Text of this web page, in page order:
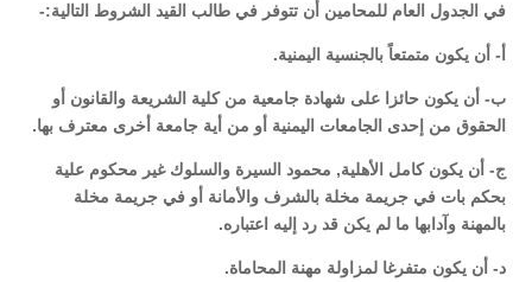
في الجدول العام للمحامين أن تتوفر في طالب القيد الشروط التالية:-
أ- أن يكون متمتعاً بالجنسية اليمنية.
ب- أن يكون حائزا على شهادة جامعية من كلية الشريعة والقانون أو
الحقوق من إحدى الجامعات اليمنية أو من أية جامعة أخرى معترف بها.
ج- أن يكون كامل الأهلية, محمود السيرة والسلوك غير محكوم علية
بحكم بات في جريمة مخلة بالشرف والأمانة أو في جريمة مخلة
بالمهنة وآدابها ما لم يكن قد رد إليه اعتباره.
د- أن يكون متفرغا لمزاولة مهنة المحاماة.